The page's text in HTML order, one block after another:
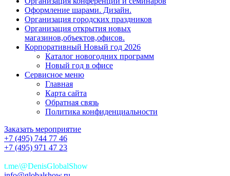
Оформление шарами. Дизайн.
Организация городских праздников
Организация открытия новых
магазинов,объектов,офисов.
Корпоративный Новый год 2026
Каталог новогодних программ
Новый год в офисе
Сервисное меню
Главная
Карта сайта
Обратная связь
Политика конфиденциальности
Заказать мероприятие
+7 (495) 744 77 46
+7 (495) 971 47 23
t.me/@DenisGlobalShow